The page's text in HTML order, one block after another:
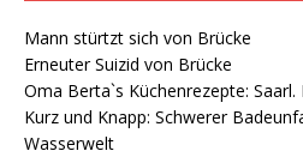
Mann stürtzt sich von Brücke
Erneuter Suizid von Brücke
Oma Berta`s Küchenrezepte: Saarl.
Kurz und Knapp: Schwerer
Wasserwelt